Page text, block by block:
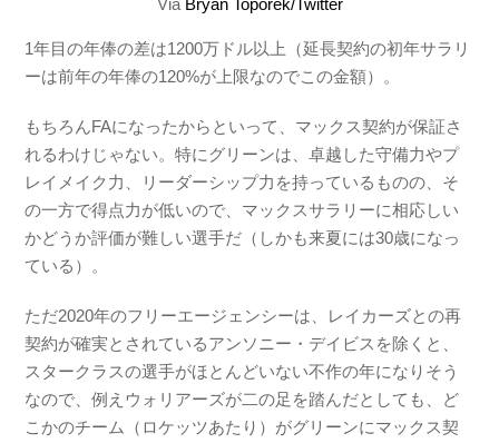
1年目の年俸の差は1200万ドル以上（延長契約の初年サラリ
ーは前年の年俸の120%が上限なのでこの金額）。
もちろんFAになったからといって、マックス契約が保証さ
れるわけじゃない。特にグリーンは、卓越した守備力やプ
レイメイク力、リーダーシップ力を持っているものの、そ
の一方で得点力が低いので、マックスサラリーに相応しい
かどうか評価が難しい選手だ（しかも来夏には30歳になっ
ている）。
ただ2020年のフリーエージェンシーは、レイカーズとの再
契約が確実とされているアンソニー・デイビスを除くと、
スタークラスの選手がほとんどいない不作の年になりそう
なので、例えウォリアーズが二の足を踏んだとしても、ど
こかのチーム（ロケッツあたり）がグリーンにマックス契